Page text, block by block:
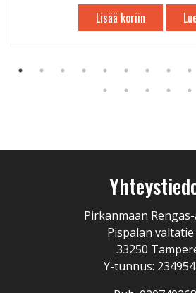
Lisää koriin
Pirkanmaan
Pispalan valtatie
33250
Y-tunnus: